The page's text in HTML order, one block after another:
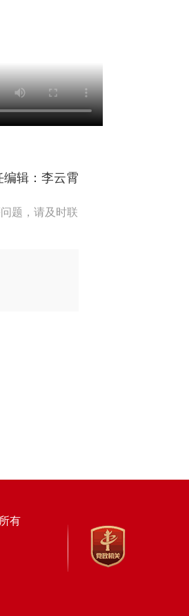
编辑：李云霄
题，请及时联
有